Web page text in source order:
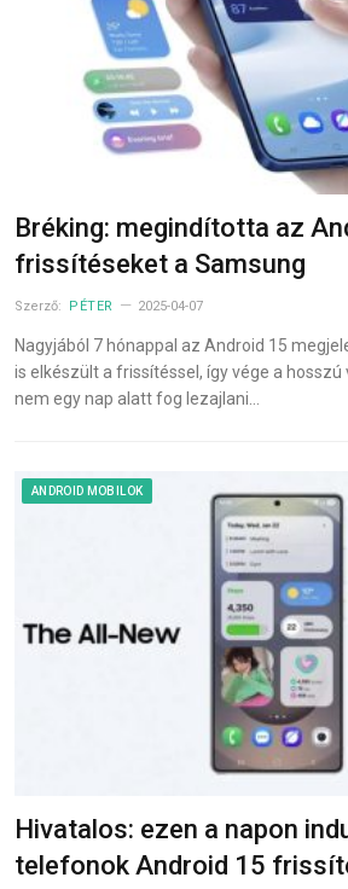
Bréking: megindította az
frissítéseket a Samsung
Szerző: PÉTER 2025-04-07
Nagyjából 7 hónappal az Android 15
is elkészült a frissítéssel, így vége a
nem egy nap alatt fog lezajlani…
ANDROID MOBILOK
Hivatalos: ezen a napon
telefonok Android 15